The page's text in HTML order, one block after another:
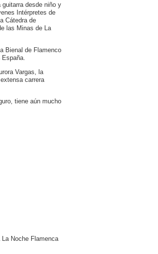
guitarra desde niño y
Intérpretes de
Cátedra de
las Minas de La
Bienal de Flamenco
España.
Vargas, la
carrera
tiene aún mucho
Noche Flamenca